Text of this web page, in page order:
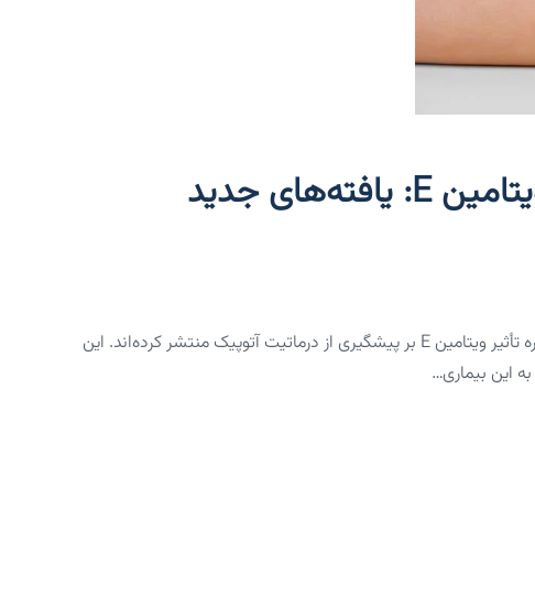
پیشگیری از درماتیت آتوپیک با ویتامین E: یافته‌های جدید
پژوهشگران دانشگاه پزشکی پکن چین به تازگی نتایج جدیدی درباره تأثیر ویتامین E بر پیشگیری از درماتیت آتوپیک منتشر کرده‌اند. این